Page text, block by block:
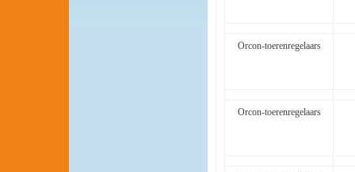
Orcon-toerenregelaars
Orcon-toerenregelaars